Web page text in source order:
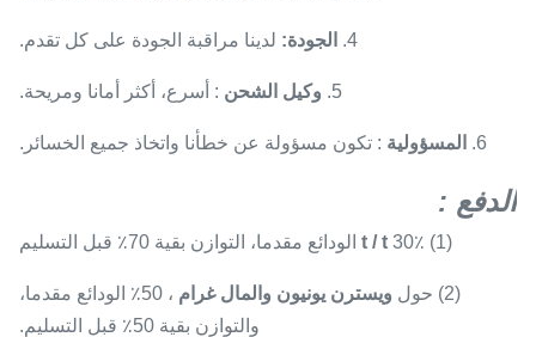
4. الجودة: لدينا مراقبة الجودة على كل تقدم.
5. وكيل الشحن : أسرع، أكثر أمانا ومريحة.
6. المسؤولية : تكون مسؤولة عن خطأنا واتخاذ جميع الخسائر.
الدفع :
(1) 30٪ t / t الودائع مقدما، التوازن بقية 70٪ قبل التسليم
(2) حول ويسترن يونيون والمال غرام
، 50٪ الودائع مقدما،
والتوازن بقية 50٪ قبل التسليم.